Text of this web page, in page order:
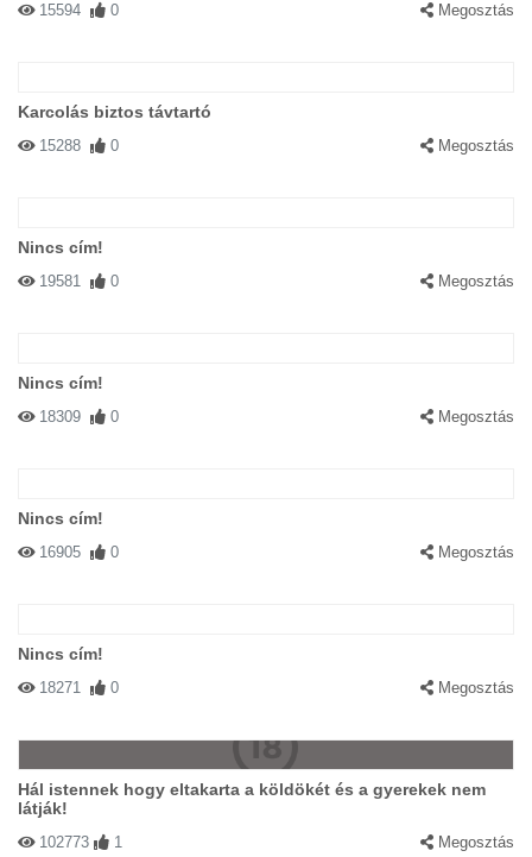
15594 0 Megosztás
Karcolás biztos távtartó
15288 0 Megosztás
Nincs cím!
19581 0 Megosztás
Nincs cím!
18309 0 Megosztás
Nincs cím!
16905 0 Megosztás
Nincs cím!
18271 0 Megosztás
Hál istennek hogy eltakarta a köldökét és a gyerekek nem
látják!
102773 1 Megosztás